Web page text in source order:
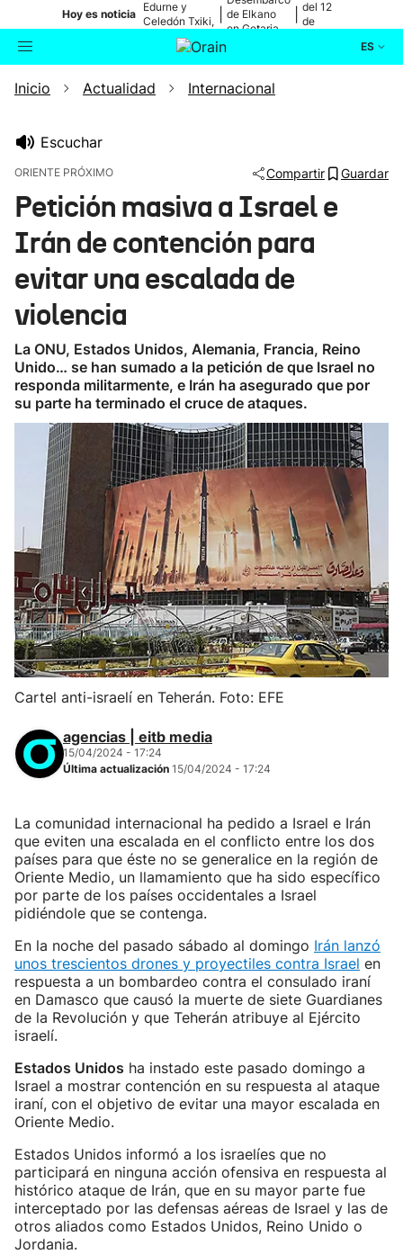
Hoy es noticia
Edurne y
Celedón Txiki,
en directo
de Elkano
en Getaria
del 12
de
ES
Buscador Actualidad
Ikusmiran
Eguraldia
Inicio Actualidad Internacional
Escuchar
ORIENTE PRÓXIMO Compartir Guardar
Petición masiva a Israel e
Irán de contención para
evitar una escalada de
violencia
La ONU, Estados Unidos, Alemania, Francia, Reino
Unido… se han sumado a la petición de que Israel no
responda militarmente, e Irán ha asegurado que por
su parte ha terminado el cruce de ataques.
Cartel anti-israelí en Teherán. Foto: EFE
agencias | eitb media
15/04/2024 - 17:24
Última actualización 15/04/2024 - 17:24
La comunidad internacional ha pedido a Israel e Irán
que eviten una escalada en el conflicto entre los dos
países para que éste no se generalice en la región de
Oriente Medio, un llamamiento que ha sido específico
por parte de los países occidentales a Israel
pidiéndole que se contenga.
En la noche del pasado sábado al domingo Irán lanzó
unos trescientos drones y proyectiles contra Israel en
respuesta a un bombardeo contra el consulado iraní
en Damasco que causó la muerte de siete Guardianes
de la Revolución y que Teherán atribuye al Ejército
israelí.
Estados Unidos ha instado este pasado domingo a
Israel a mostrar contención en su respuesta al ataque
iraní, con el objetivo de evitar una mayor escalada en
Oriente Medio.
Estados Unidos informó a los israelíes que no
participará en ninguna acción ofensiva en respuesta al
histórico ataque de Irán, que en su mayor parte fue
interceptado por las defensas aéreas de Israel y las de
otros aliados como Estados Unidos, Reino Unido o
Jordania.